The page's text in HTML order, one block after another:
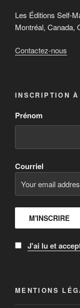
Les Éditions Self-
Montréal, Canada,
Contactez-nous
INSCRIPTION À
Prénom
Courriel
J'ai lu et
MENTIONS